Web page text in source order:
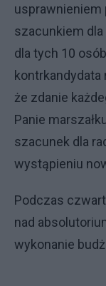
usprawnieniem
szacunkiem
dla tych 10
że zdanie
Panie
szacunek dla
wystąpieniu
Podczas
nad
wykonanie